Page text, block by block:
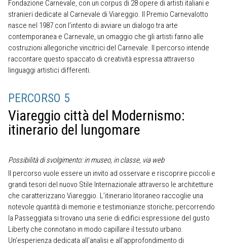
Fondazione Carnevale, con un corpus di 28 opere di artisti italiani e
stranieri dedicate al Carnevale di Viareggio. Il Premio Carnevalotto
nasce nel 1987 con l’intento di avviare un dialogo tra arte
contemporanea e Carnevale, un omaggio che gli artisti fanno alle
costruzioni allegoriche vincitrici del Carnevale. Il percorso intende
raccontare questo spaccato di creatività espressa attraverso
linguaggi artistici differenti.
PERCORSO 5
Viareggio città del Modernismo:
itinerario del lungomare
Possibilità di svolgimento: in museo, in classe, via web
Il percorso vuole essere un invito ad osservare e riscoprire piccoli e
grandi tesori del nuovo Stile Internazionale attraverso le architetture
che caratterizzano Viareggio. L’itinerario litoraneo raccoglie una
notevole quantità di memorie e testimonianze storiche; percorrendo
la Passeggiata si trovano una serie di edifici espressione del gusto
Liberty che connotano in modo capillare il tessuto urbano.
Un’esperienza dedicata all’analisi e all’approfondimento di